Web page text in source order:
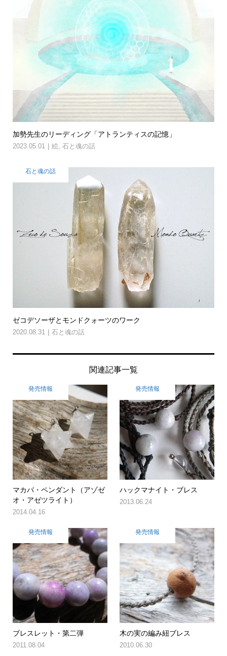
加勢先生のリーディング「アトランティスの記憶」
2023.05.01 絵, 石と魂の話
石と魂の話
ゼコデソーザとモンドクォーツのワーク
2020.08.31 石と魂の話
関連記事一覧
発売情報
マカバ・ペンダント（アゾゼ
オ・アゼツライト）
2014.04.16
発売情報
ハックマナイト・ブレス
2013.06.24
発売情報
ブレスレット・第二弾
2011.08.04
発売情報
木の実の編み紐ブレス
2010.06.30